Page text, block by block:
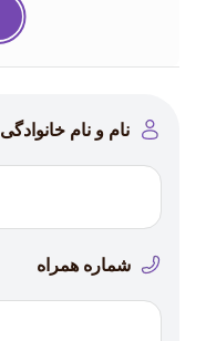
نام و نام خانوادگی
شماره همراه